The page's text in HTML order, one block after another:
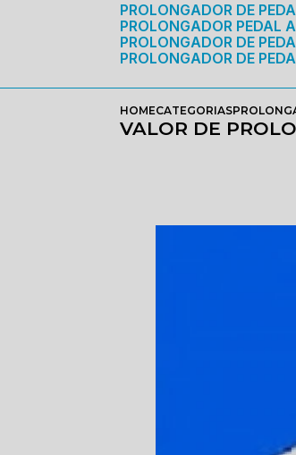
PROLONGADOR DE
PROLONGADOR PEDAL
PROLONGADOR DE
PROLONGADOR DE
HOMECATEGORIAS
VALOR DE